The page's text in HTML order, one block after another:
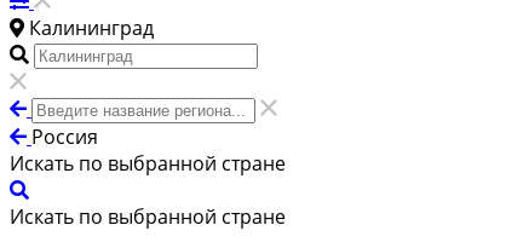
Калининград
Россия
Искать по выбранной стране
Искать по выбранной стране